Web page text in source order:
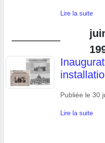
Lire la suite
Publiée le 30
Lire la suite